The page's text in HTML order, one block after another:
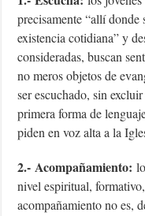
precisamente “allí donde
existencia cotidiana” y
consideradas, buscan
no meros objetos de
ser escuchado, sin
primera forma de
piden en voz alta a la
2.- Acompañamiento:
nivel espiritual,
acompañamiento no es,